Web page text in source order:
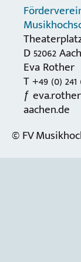
D 52062
Eva Rother
T +49 (0) 241
aachen.de
© FV